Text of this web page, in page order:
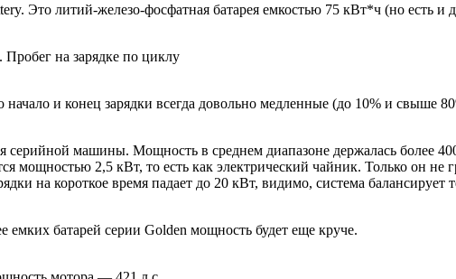
Это литий-железо-фосфатная батарея емкостью 75 кВт*ч (но есть и
на зарядке по циклу
и конец зарядки всегда довольно медленные (до 10% и свыше
серийной машины. Мощность в среднем диапазоне держалась более
2,5 кВт, то есть как электрический чайник. Только он не
на короткое время падает до 20 кВт, видимо, система балансирует
батарей серии Golden мощность будет еще круче.